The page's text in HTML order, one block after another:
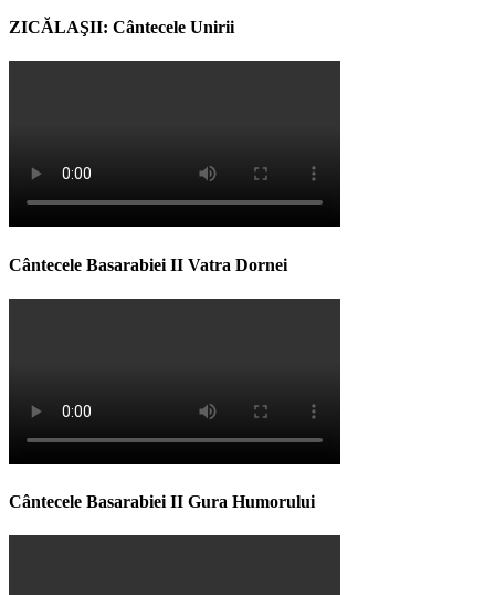
ZICĂLAŞII: Cântecele Unirii
Cântecele Basarabiei II Vatra Dornei
Cântecele Basarabiei II Gura Humorului